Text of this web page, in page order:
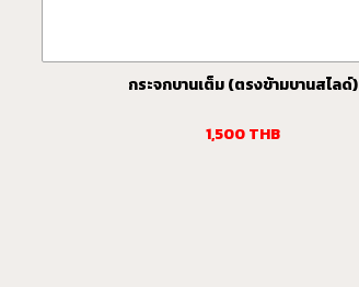
กระจกบานเต็ม (ตรงข้ามบานสไลด์)
1,500THB